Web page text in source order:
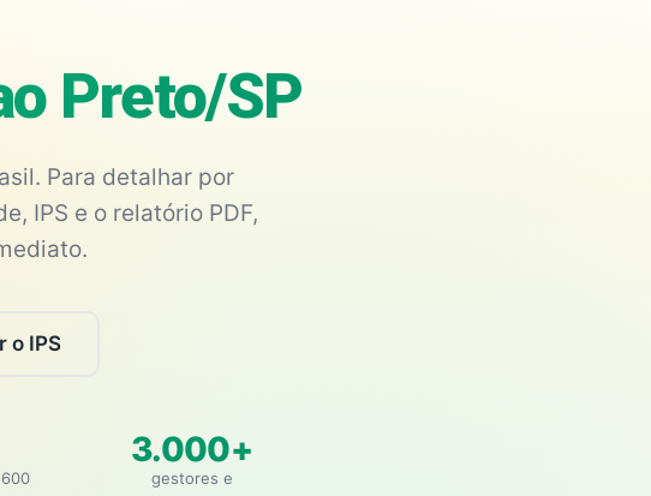
Preto/SP
Para detalhar por
IPS e o relatório PDF,
o IPS
3.000+
gestores e